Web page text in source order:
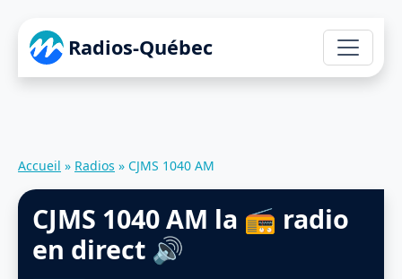
Radios-Québec
Accueil » Radios » CJMS 1040 AM
CJMS 1040 AM la 📻 radio
en direct 🔊